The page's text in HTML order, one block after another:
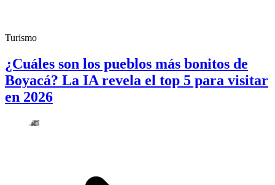
Turismo
¿Cuáles son los pueblos más bonitos de
Boyacá? La IA revela el top 5 para visitar
en 2026